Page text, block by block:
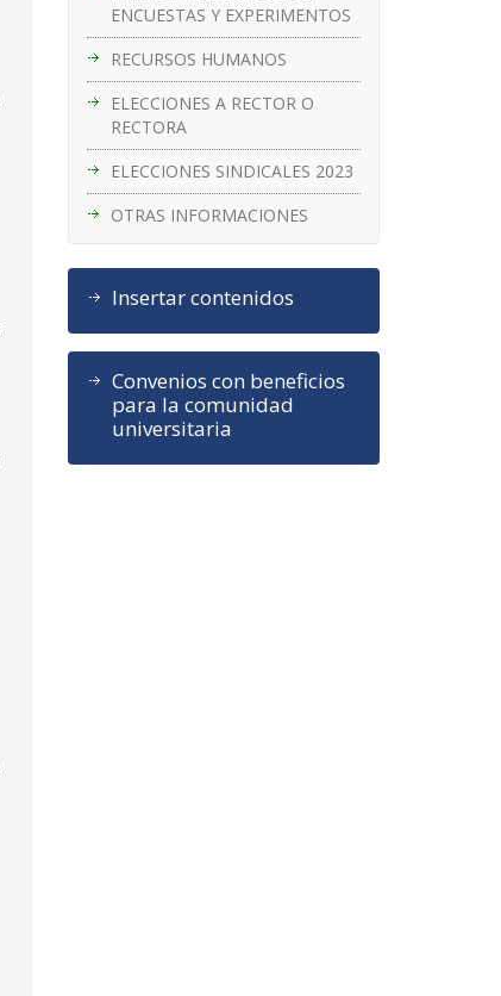
ENCUESTAS Y EXPERIMENTOS
RECURSOS HUMANOS
ELECCIONES A RECTOR O
RECTORA
ELECCIONES SINDICALES 2023
OTRAS INFORMACIONES
Insertar contenidos
Convenios con beneficios
para la comunidad
universitaria